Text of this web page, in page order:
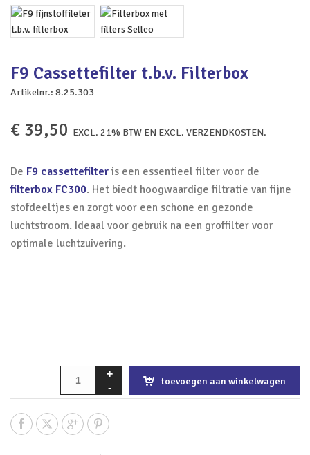
F9 Cassettefilter t.b.v. Filterbox
Artikelnr.: 8.25.303
€ 39,50 EXCL. 21% BTW EN EXCL. VERZENDKOSTEN.
De F9 cassettefilter is een essentieel filter voor de
filterbox FC300. Het biedt hoogwaardige filtratie van fijne
stofdeeltjes en zorgt voor een schone en gezonde
luchtstroom. Ideaal voor gebruik na een groffilter voor
optimale luchtzuivering.
toevoegen aan winkelwagen